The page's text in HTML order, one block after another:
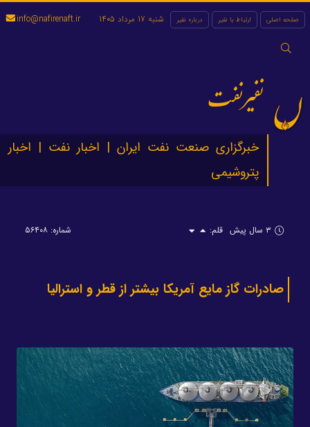
صفحه اصلی ارتباط با نفیر درباره نفیر
جستجو
شنبه 17 مرداد 1405 info@nafirenaft.ir
نفیرنفت
خبرگزاری صنعت نفت ایران | اخبار نفت | اخبار
پتروشیمی
۳ سال پیش قلم: شماره: ۵۶۴۰۸
صادرات گاز مایع آمریکا بیشتر از قطر و استرالیا